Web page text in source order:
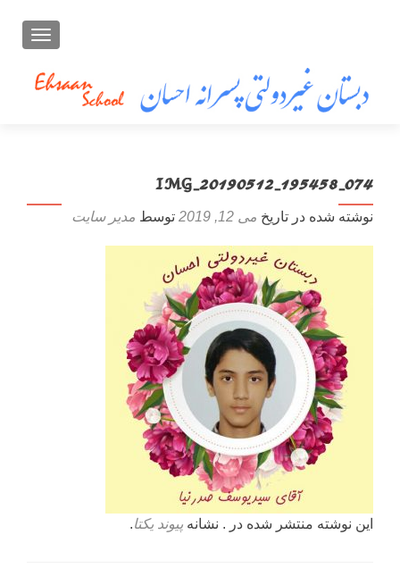
تعویض
IMG_20190512_195458_074
نوشته شده در تاریخ می 12, 2019 توسط مدیر سایت
این نوشته منتشر شده در . نشانه پیوند یکتا.